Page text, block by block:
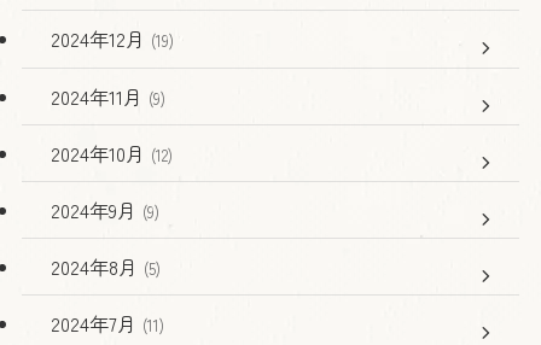
2024年12月 (19)
2024年11月 (9)
2024年10月 (12)
2024年9月 (9)
2024年8月 (5)
2024年7月 (11)